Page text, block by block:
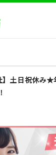
】土日祝休み